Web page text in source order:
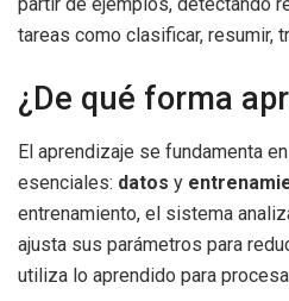
tareas como clasificar, resumir,
¿De qué forma
El aprendizaje se fundamenta
esenciales: datos y
entrenamiento, el sistema
ajusta sus parámetros para
utiliza lo aprendido para